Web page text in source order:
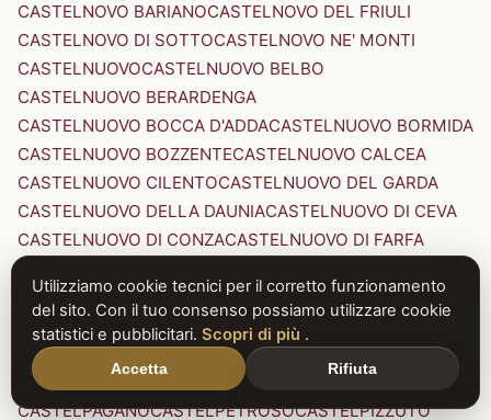
CASTELNOVO BARIANOCASTELNOVO DEL FRIULI
CASTELNOVO DI SOTTOCASTELNOVO NE' MONTI
CASTELNUOVOCASTELNUOVO BELBO
CASTELNUOVO BERARDENGA
CASTELNUOVO BOCCA D'ADDACASTELNUOVO BORMIDA
CASTELNUOVO BOZZENTECASTELNUOVO CALCEA
CASTELNUOVO CILENTOCASTELNUOVO DEL GARDA
CASTELNUOVO DELLA DAUNIACASTELNUOVO DI CEVA
CASTELNUOVO DI CONZACASTELNUOVO DI FARFA
CASTELNUOVO DI PORTO CASTELNUOVO DON BOSCO
CASTELNUOVO MAGRACASTELNUOVO NIGRA
CASTELNUOVO PARANOCASTELNUOVO RANGONE
CASTELNUOVO SCRIVIA
CASTELNUOVO VAL DI CECINA
CASTELPAGANOCASTELPETROSOCASTELPIZZUTO
Utilizziamo cookie tecnici per il corretto funzionamento
del sito. Con il tuo consenso possiamo utilizzare cookie
statistici e pubblicitari. Scopri di più .
Accetta Rifiuta